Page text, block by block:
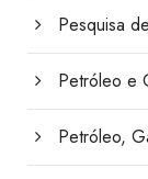
Pesquisa
Petróleo e
Petróleo,